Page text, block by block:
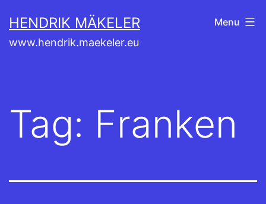
to
content
HENDRIK MÄKELER
www.hendrik.maekeler.eu
Menu
Tag: Franken